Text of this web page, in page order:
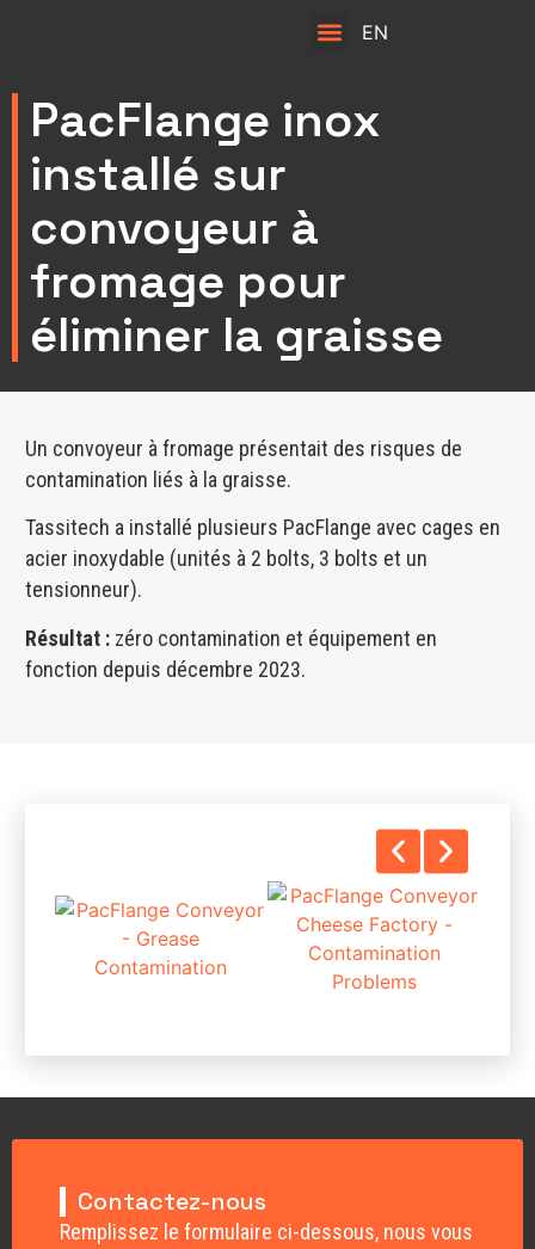
EN
PacFlange inox
installé sur
convoyeur à
fromage pour
éliminer la graisse
Un convoyeur à fromage présentait des risques de
contamination liés à la graisse.
Tassitech a installé plusieurs PacFlange avec cages en
acier inoxydable (unités à 2 bolts, 3 bolts et un
tensionneur).
Résultat :zéro contamination et équipement en
fonction depuis décembre 2023.
Contactez-nous
Remplissez le formulaire ci-dessous, nous vous